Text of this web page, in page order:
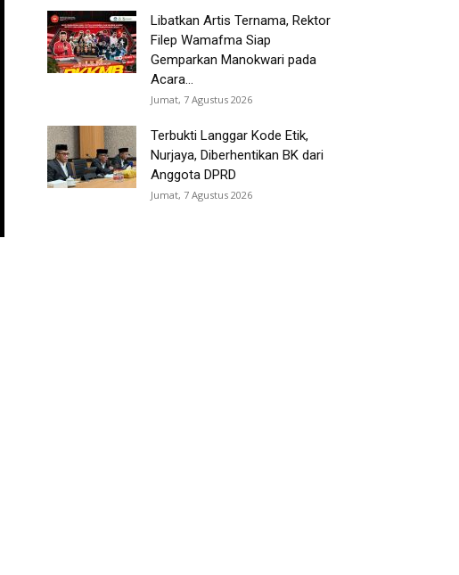
Libatkan Artis Ternama, Rektor
Filep Wamafma Siap
Gemparkan Manokwari pada
Acara...
Jumat, 7 Agustus 2026
Terbukti Langgar Kode Etik,
Nurjaya, Diberhentikan BK dari
Anggota DPRD
Jumat, 7 Agustus 2026